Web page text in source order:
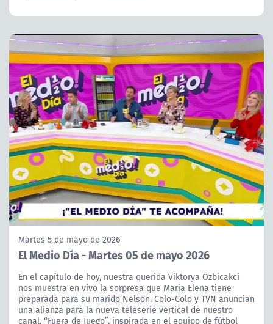
Martes 5 de mayo de 2026
El Medio Día - Martes 05 de mayo 2026
En el capítulo de hoy, nuestra querida Viktorya Ozbicakci
nos muestra en vivo la sorpresa que María Elena tiene
preparada para su marido Nelson. Colo-Colo y TVN anuncian
una alianza para la nueva teleserie vertical de nuestro
canal, “Fuera de Juego”, inspirada en el equipo de fútbol